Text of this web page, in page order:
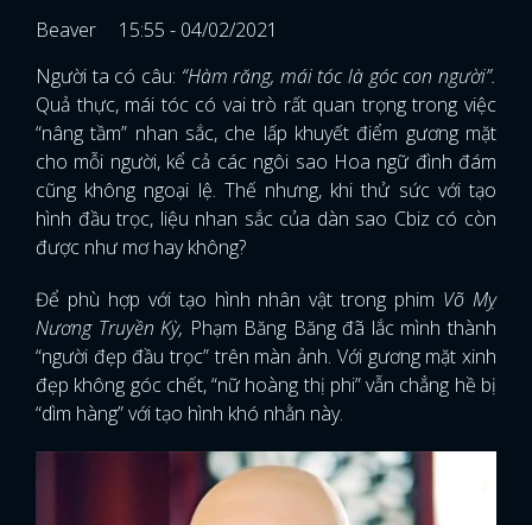
Beaver
15:55 - 04/02/2021
Người ta có câu: “Hàm răng, mái tóc là góc con người”.
Quả thực, mái tóc có vai trò rất quan trọng trong việc
“nâng tầm” nhan sắc, che lấp khuyết điểm gương mặt
cho mỗi người, kể cả các ngôi sao Hoa ngữ đình đám
cũng không ngoại lệ. Thế nhưng, khi thử sức với tạo
hình đầu trọc, liệu nhan sắc của dàn sao Cbiz có còn
được như mơ hay không?
Để phù hợp với tạo hình nhân vật trong phim Võ Mỵ
Nương Truyền Kỳ, Phạm Băng Băng đã lắc mình thành
“người đẹp đầu trọc” trên màn ảnh. Với gương mặt xinh
đẹp không góc chết, “nữ hoàng thị phi” vẫn chẳng hề bị
“dìm hàng” với tạo hình khó nhằn này.